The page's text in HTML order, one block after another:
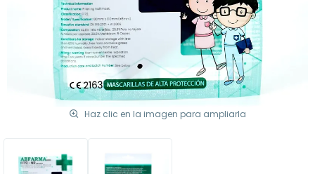
Haz clic en la imagen para ampliarla